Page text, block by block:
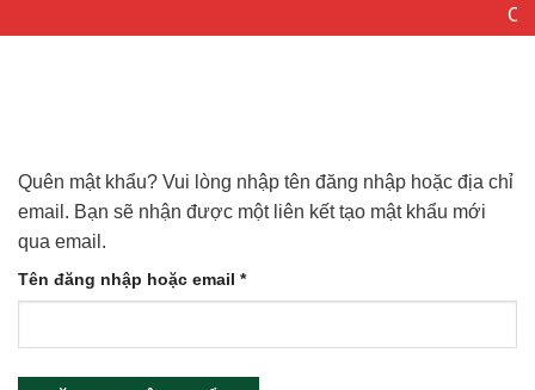
Quên mật khẩu? Vui lòng nhập tên đăng nhập hoặc địa chỉ
email. Bạn sẽ nhận được một liên kết tạo mật khẩu mới
qua email.
Tên đăng nhập hoặc email *Bắt
buộc